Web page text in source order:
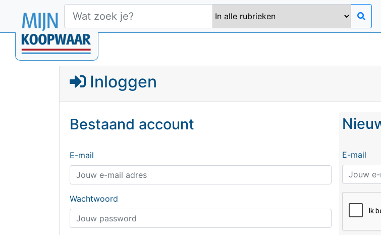
Inloggen
Bestaand account
E-mail
Wachtwoord
E-mail